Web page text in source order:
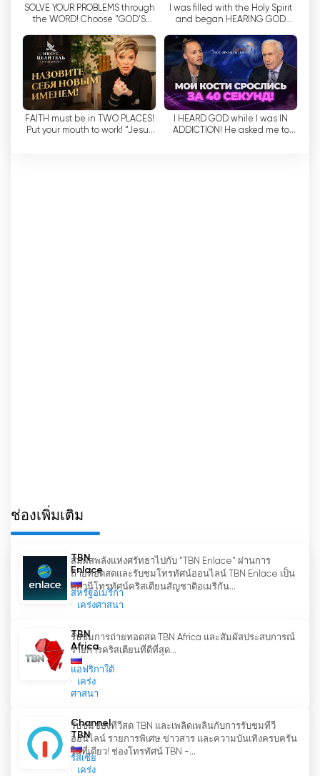
เรายังมุ่งมั่นที่จะเป็นเพื่อนและที่ปรึกษาส่วนตัวของคุณ
เปลี่ยนแปลงอย่างรวดเร็วของเรา มีคำถามและปัญหา
มากมายที่เกิดขึ้นซึ่งต้องการการสนับสนุนและคำ
แนะนำ นั่นคือเหตุผลที่เราได้สร้างโปรแกรมที่จะช่วย
คุณค้นหาคำตอบสำหรับคำถามที่สำคัญและเอาชนะ
ความท้าทายต่างๆ
SOLVE YOUR PROBLEMS through
the WORD! Choose "GOD'S
I was filled with the Holy Spirit
and began HEARING GOD
FAITH must be in TWO PLACES!
Put your mouth to work! “Jesus
I HEARD GOD while I was IN
ADDICTION! He asked me to
ช่องเพิ่มเติม
TBN
Enlace
สหรัฐอเมริกา
เคร่งศาสนา
สัมผัสพลังแห่งศรัทธาไปกับ "TBN Enlace" ผ่านการ
ถ่ายทอดสดและรับชมโทรทัศน์ออนไลน์ TBN Enlace เป็น
สถานีโทรทัศน์คริสเตียนสัญชาติอเมริกัน...
TBN
Africa
แอฟริกาใต้
เคร่ง
ศาสนา
รับชมการถ่ายทอดสด TBN Africa และสัมผัสประสบการณ์
รายการคริสเตียนที่ดีที่สุด...
Channel
TBN
รัสเซีย
เคร่ง
รับชมช่องทีวีสด TBN และเพลิดเพลินกับการรับชมทีวี
ออนไลน์ รายการพิเศษ ข่าวสาร และความบันเทิงครบครัน
ในที่เดียว! ช่องโทรทัศน์ TBN -...